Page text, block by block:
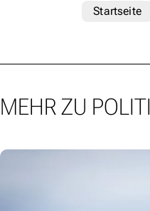
Startseite
MEHR ZU